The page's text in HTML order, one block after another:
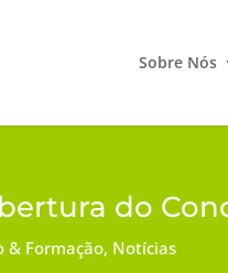
Sobre Nós
do
& Formação, Notícias